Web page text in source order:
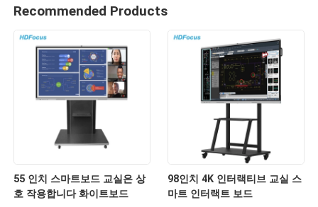
Recommended Products
55 인치 스마트보드 교실은 상
호 작용합니다 화이트보드
98인치 4K 인터랙티브 교실 스
마트 인터랙트 보드